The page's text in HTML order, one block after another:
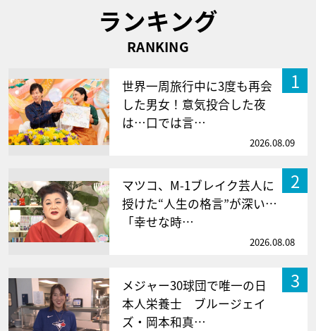
ランキング
RANKING
1
世界一周旅行中に3度も再会
した男女！意気投合した夜
は…口では言…
2026.08.09
2
マツコ、M-1ブレイク芸人に
授けた“人生の格言”が深い…
「幸せな時…
2026.08.08
3
メジャー30球団で唯一の日
本人栄養士 ブルージェイ
ズ・岡本和真…